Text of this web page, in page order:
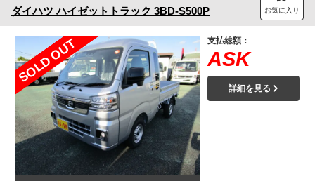
ダイハツ ハイゼットトラック 3BD-S500P お気に入り
SOLD OUT 支払総額：
ASK
詳細を見る